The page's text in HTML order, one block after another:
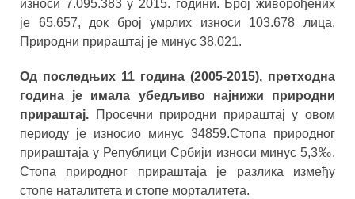
износи 7.095.383 у 2015. години. Број живорођених
је 65.657, док број умрлих износи 103.678 лица.
Природни прираштај је минус 38.021.
Од последњих 11 година (2005-2015), претходна
година је имала убедљиво најнижи природни
прираштај.
Просечни природни прираштај у овом
периоду је износио минус 34859.Стопа природног
прираштаја у Републици Србији износи минус 5,3‰.
Стопа природног прираштаја је разлика између
стопе наталитета и стопе морталитета.